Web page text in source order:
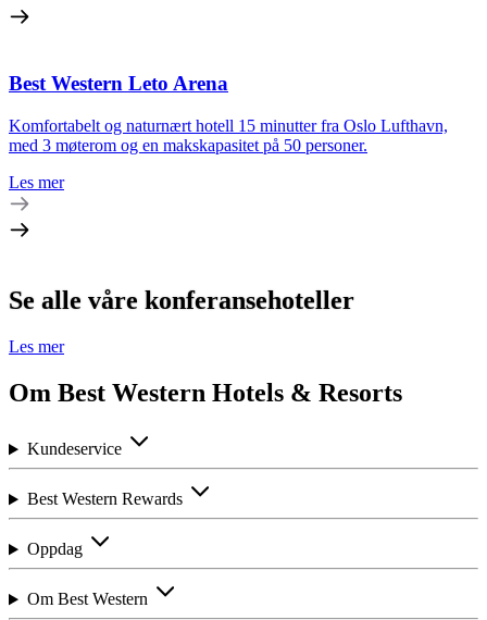
Best Western Leto Arena
Komfortabelt og naturnært hotell 15 minutter fra Oslo Lufthavn,
med 3 møterom og en makskapasitet på 50 personer.
Les mer
Se alle våre konferansehoteller
Les mer
Om Best Western Hotels & Resorts
Kundeservice
Best Western Rewards
Oppdag
Om Best Western